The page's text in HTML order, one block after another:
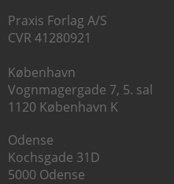
Praxis Forlag A/S
CVR 41280921
København
Vognmagergade 7, 5. sal
1120 København K
Odense
Kochsgade 31D
5000 Odense